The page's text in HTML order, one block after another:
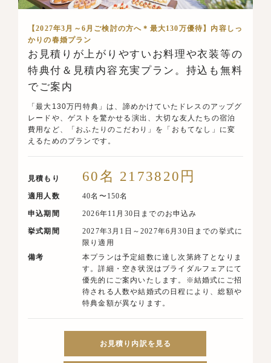
【2027年3月～6月ご検討の方へ＊最大130万優待】内容しっ
かりの春婚プラン
お見積りが上がりやすいお料理や衣装等の
特典付＆見積内容充実プラン。持込も無料
でご案内
「最大130万円特典」は、諦めかけていたドレスのアップグ
レードや、ゲストを驚かせる演出、大切な友人たちの宿泊
費用など、「おふたりのこだわり」を「おもてなし」に変
えるためのプランです。
見積もり 60名 2173820円
適用人数 40名〜150名
申込期間 2026年11月30日までのお申込み
挙式期間
2027年3月1日～2027年6月30日までの挙式に
限り適用
備考
本プランは予定組数に達し次第終了となりま
す。詳細・空き状況はブライダルフェアにて
優先的にご案内いたします。※結婚式にご招
待される人数や結婚式の日程により、総額や
特典金額が異なります。
お見積り内訳を見る